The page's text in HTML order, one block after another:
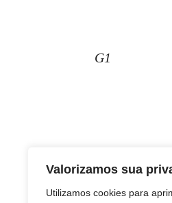
Valorizamos sua
Utilizamos cookies para
G1